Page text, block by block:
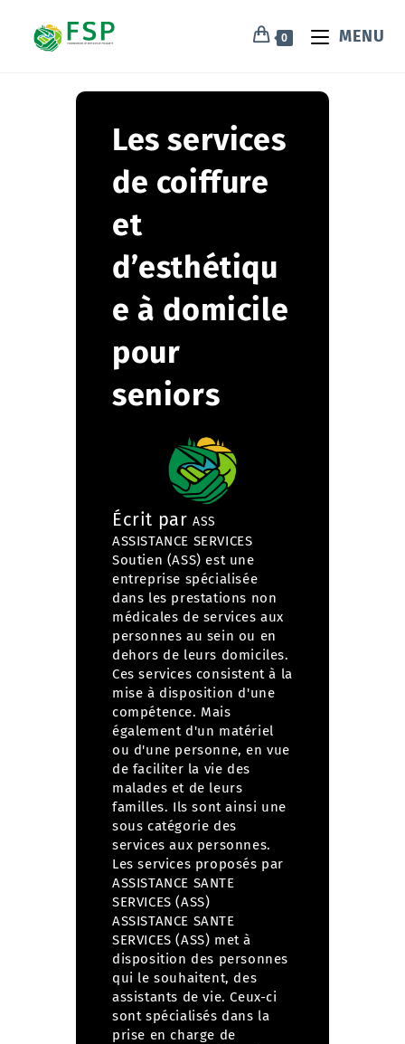
0 MENU
Les services
de coiffure
et
d’esthétiqu
e à domicile
pour
seniors
Écrit par ASS
ASSISTANCE SERVICES
Soutien (ASS) est une
entreprise spécialisée
dans les prestations non
médicales de services aux
personnes au sein ou en
dehors de leurs domiciles.
Ces services consistent à la
mise à disposition d'une
compétence. Mais
également d'un matériel
ou d'une personne, en vue
de faciliter la vie des
malades et de leurs
familles. Ils sont ainsi une
sous catégorie des
services aux personnes.
Les services proposés par
ASSISTANCE SANTE
SERVICES (ASS)
ASSISTANCE SANTE
SERVICES (ASS) met à
disposition des personnes
qui le souhaitent, des
assistants de vie. Ceux-ci
sont spécialisés dans la
prise en charge de